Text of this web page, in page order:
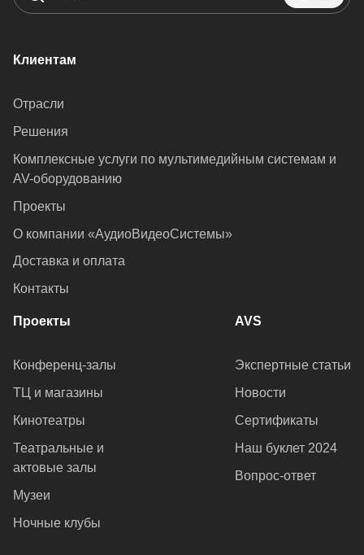
Клиентам
Отрасли
Решения
Комплексные услуги по мультимедийным системам и
AV-оборудованию
Проекты
О компании «АудиоВидеоСистемы»
Доставка и оплата
Контакты
Проекты
Конференц-залы
ТЦ и магазины
Кинотеатры
Театральные и
актовые залы
Музеи
Ночные клубы
AVS
Экспертные статьи
Новости
Сертификаты
Наш буклет 2024
Вопрос-ответ